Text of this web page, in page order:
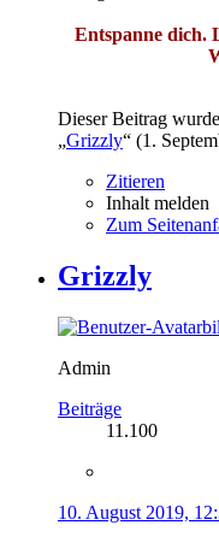
Entspanne dich.
Dieser Beitrag
„Grizzly“ (1.
Zitieren
Inhalt melden
Zum
Grizzly
Admin
Beiträge
11.100
10. August 2019,